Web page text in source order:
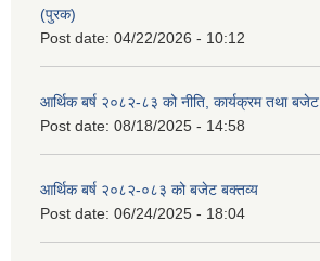
(पुरक)
Post date: 04/22/2026 - 10:12
आर्थिक बर्ष २०८२-८३ को नीति, कार्यक्रम तथा बजेट
Post date: 08/18/2025 - 14:58
आर्थिक बर्ष २०८२-०८३ को बजेट बक्तव्य
Post date: 06/24/2025 - 18:04